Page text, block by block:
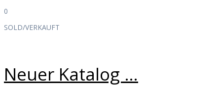
0
SOLD/VERKAUFT
Neuer Katalog …